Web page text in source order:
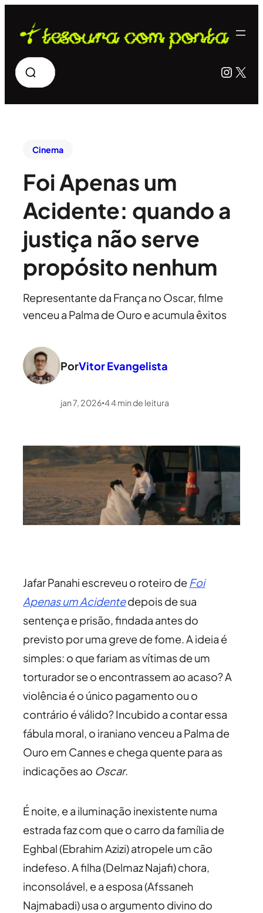
Pesquisar X
Cinema
Foi Apenas um
Acidente: quando a
justiça não serve
propósito nenhum
Representante da França no Oscar, filme
venceu a Palma de Ouro e acumula êxitos
PorVitor Evangelista
jan 7, 2026•44min de leitura
Jafar Panahi escreveu o roteiro de Foi
Apenas um Acidentedepois de sua
sentença e prisão, findada antes do
previsto por uma greve de fome. A ideia é
simples: o que fariam as vítimas de um
torturador se o encontrassem ao acaso? A
violência é o único pagamento ou o
contrário é válido? Incubido a contar essa
fábula moral, o iraniano venceu a Palma de
Ouro em Cannes e chega quente para as
indicações ao Oscar.
É noite, e a iluminação inexistente numa
estrada faz com que o carro da família de
Eghbal (Ebrahim Azizi) atropele um cão
indefeso. A filha (Delmaz Najafi) chora,
inconsolável, e a esposa (Afssaneh
Najmabadi) usa o argumento divino do